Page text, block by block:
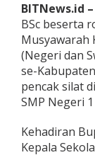
BITNews.id –
BSc beserta
Musyawarah
(Negeri dan
se-
pencak silat
SMP Negeri
Kehadiran
Kepala